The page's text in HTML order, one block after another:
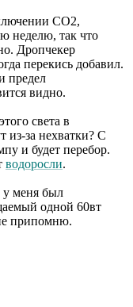
СО2,
неделю, так что
Дропчекер
перекись добавил.
предел
видно.
света в
из-за нехватки? С
и будет перебор.
водоросли.
у меня был
одной 60вт
припомню.